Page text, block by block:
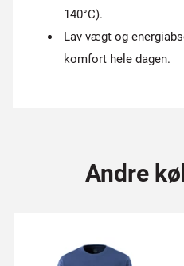
140°C).
Lav vægt og
komfort hele dagen.
Andre